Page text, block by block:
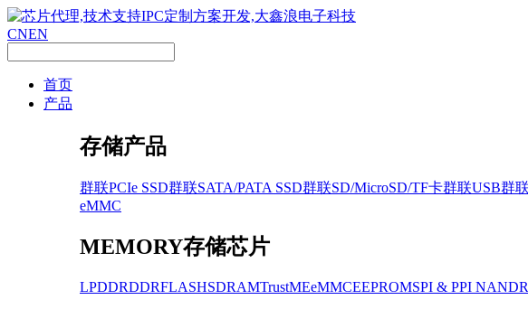
CNEN
首页
产品
存储产品
群联PCIe SSD群联SATA/PATA SSD群联SD/MicroSD/TF卡群联USB群
eMMC
MEMORY存储芯片
LPDDRDDRFLASHSDRAMTrustMEeMMCEEPROMSPI & PPI NAND